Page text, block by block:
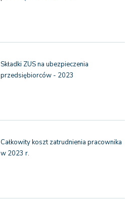
Składki ZUS na ubezpieczenia
przedsiębiorców - 2023
Całkowity koszt zatrudnienia pracownika
w 2023 r.